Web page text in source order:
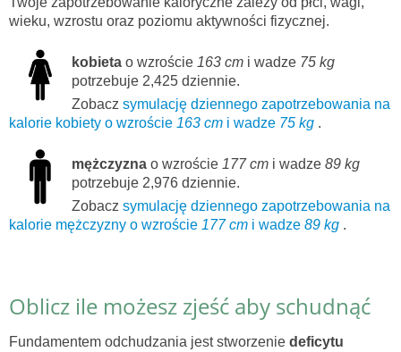
wieku, wzrostu oraz poziomu aktywności fizycznej.
kobieta o wzroście 163 cm i wadze 75 kg
potrzebuje 2,425 dziennie.
Zobacz symulację dziennego zapotrzebowania na
kalorie kobiety o wzroście 163 cm i wadze 75 kg .
mężczyzna o wzroście 177 cm i wadze 89 kg
potrzebuje 2,976 dziennie.
Zobacz symulację dziennego zapotrzebowania na
kalorie mężczyzny o wzroście 177 cm i wadze 89 kg .
Oblicz ile możesz zjeść aby schudnąć
Fundamentem odchudzania jest stworzenie deficytu